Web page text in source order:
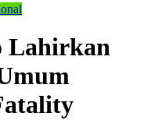
Lahirkan